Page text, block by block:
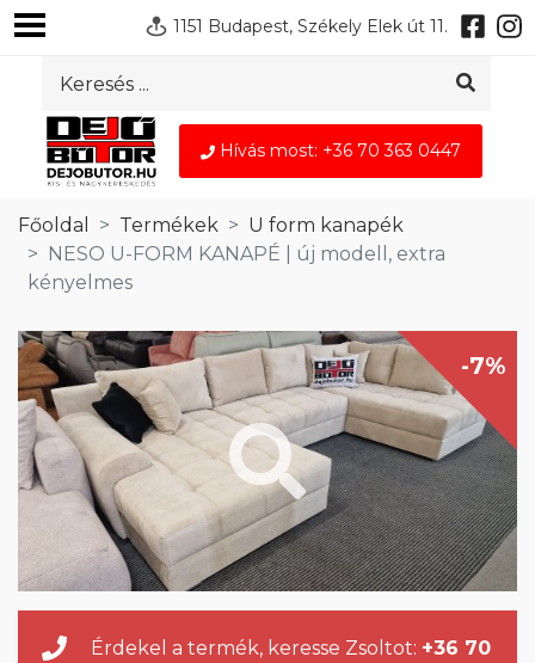
1151 Budapest, Székely Elek út 11.
Hívás most: +36 70 363 0447
Főoldal Termékek
U form kanapék
NESO U-FORM KANAPÉ | új modell, extra
kényelmes
-7%
Érdekel a termék, keresse Zsoltot: +36 70